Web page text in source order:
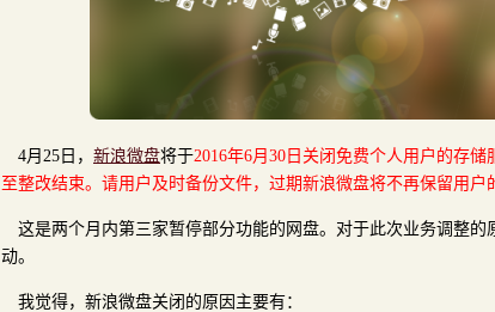
4月25日， 新浪微盘将于2016年6月30日关闭免费个人用户的存
至整改结束。请用户及时备份文件，过期新浪微盘将不再保留用户
这是两个月内第三家暂停部分功能的网盘。对于此次业务调整
动。
我觉得，新浪微盘关闭的原因主要有：